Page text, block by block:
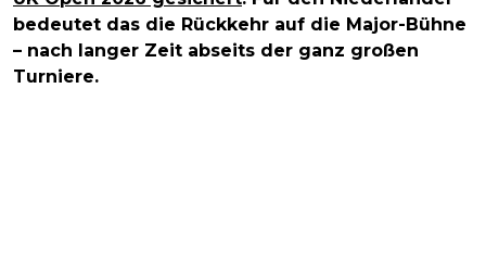
bedeutet das die Rückkehr auf die Major-Bühne
– nach langer Zeit abseits der ganz großen
Turniere.